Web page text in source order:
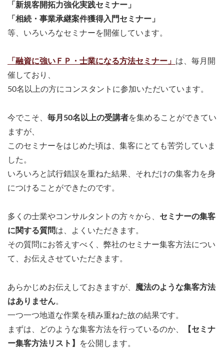
「新規客開拓力強化実践セミナー」
「相続・事業承継案件獲得入門セミナー」
等、いろいろなセミナーを開催しています。
「融資に強いＦＰ・士業になる方法セミナー」 は、毎月開
催しており、
50名以上の方にコンスタントに参加いただいています。
今でこそ、 毎月50名以上の受講者を集めることができてい
ますが、
このセミナーをはじめた頃は、集客にとても苦労していま
した。
いろいろと試行錯誤を重ねた結果、それだけの集客力を身
につけることができたのです。
多くの士業やコンサルタントの方々から、 セミナーの集客
に関する質問は、よくいただきます。
その質問にお答えすべく、弊社のセミナー集客方法につい
て、お伝えさせていただきます。
あらかじめお伝えしておきますが、 魔法のような集客方法
はありません。
一つ一つ地道な作業を積み重ねた故の結果です。
まずは、どのような集客方法を行っているのか、
【セミナ
ー集客方法リスト】
を公開します。